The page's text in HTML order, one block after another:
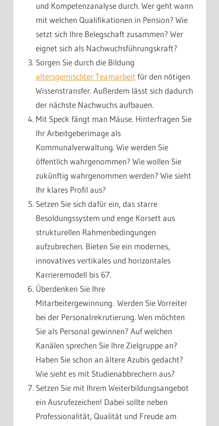
und Kompetenzanalyse durch. Wer geht wann
mit welchen Qualifikationen in Pension? Wie
setzt sich Ihre Belegschaft zusammen? Wer
eignet sich als Nachwuchsführungskraft?
Sorgen Sie durch die Bildung
altersgemischter Teamarbeit für den nötigen
Wissenstransfer. Außerdem lässt sich dadurch
der nächste Nachwuchs aufbauen.
Mit Speck fängt man Mäuse. Hinterfragen Sie
Ihr Arbeitgeberimage als
Kommunalverwaltung. Wie werden Sie
öffentlich wahrgenommen? Wie wollen Sie
zukünftig wahrgenommen werden? Wie sieht
Ihr klares Profil aus?
Setzen Sie sich dafür ein, das starre
Besoldungssystem und enge Korsett aus
strukturellen Rahmenbedingungen
aufzubrechen. Bieten Sie ein modernes,
innovatives vertikales und horizontales
Karrieremodell bis 67.
Überdenken Sie Ihre
Mitarbeitergewinnung. Werden Sie Vorreiter
bei der Personalrekrutierung. Wen möchten
Sie als Personal gewinnen? Auf welchen
Kanälen sprechen Sie Ihre Zielgruppe an?
Haben Sie schon an ältere Azubis gedacht?
Wie sieht es mit Studienabbrechern aus?
Setzen Sie mit Ihrem Weiterbildungsangebot
ein Ausrufezeichen! Dabei sollte neben
Professionalität, Qualität und Freude am